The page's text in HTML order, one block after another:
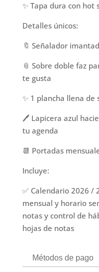
✨ Tapa dura con hot
Detalles únicos:
🔖 Señalador
📎 Sobre doble faz
te gusta
✨ 1 plancha llena de
🖊️ Lapicera azul
tu agenda
📆 Portadas
Incluye:
✅ Calendario 2026 /
mensual y horario
notas y control de
hojas de notas
Métodos de pago